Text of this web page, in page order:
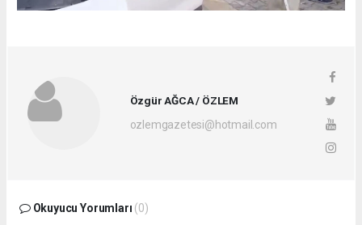
Özgür AĞCA / ÖZLEM
ozlemgazetesi@hotmail.com
Okuyucu Yorumları (0)